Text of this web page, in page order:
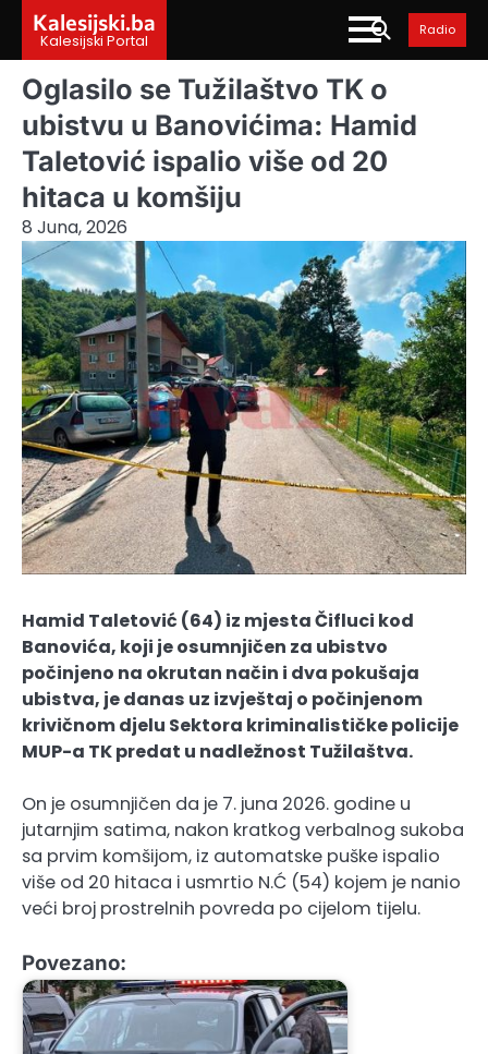
content
Kalesijski.ba
Kalesijski Portal
Radio
Oglasilo se Tužilaštvo TK o
ubistvu u Banovićima: Hamid
Taletović ispalio više od 20
hitaca u komšiju
8 Juna, 2026
Hamid Taletović (64) iz mjesta Čifluci kod
Banovića, koji je osumnjičen za ubistvo
počinjeno na okrutan način i dva pokušaja
ubistva, je danas uz izvještaj o počinjenom
krivičnom djelu Sektora kriminalističke policije
MUP-a TK predat u nadležnost Tužilaštva.
On je osumnjičen da je 7. juna 2026. godine u
jutarnjim satima, nakon kratkog verbalnog sukoba
sa prvim komšijom, iz automatske puške ispalio
više od 20 hitaca i usmrtio N.Ć (54) kojem je nanio
veći broj prostrelnih povreda po cijelom tijelu.
Povezano: